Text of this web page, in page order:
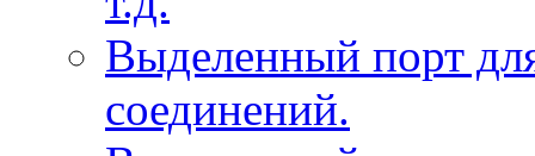
Выделенный порт
соединений.